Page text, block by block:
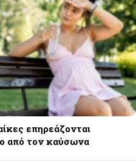
επηρεάζονται
από τον καύσωνα